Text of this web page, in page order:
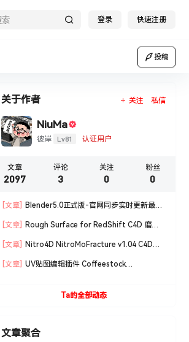
登录 快速注册
投稿
关于作者 关注 私信
NiuMa
彼岸 Lv81 认证用户
文章
2097
评论
3
关注
0
粉丝
0
[文章]
Blender5.0正式版-官网同步实时更新最新
[文章]
Rough Surface for RedShift C4D 磨损
[文章]
Nitro4D NitroMoFracture v1.04 C4D插
[文章]
UV贴图编辑插件 Coffeestock
Ta的全部动态
文章聚合